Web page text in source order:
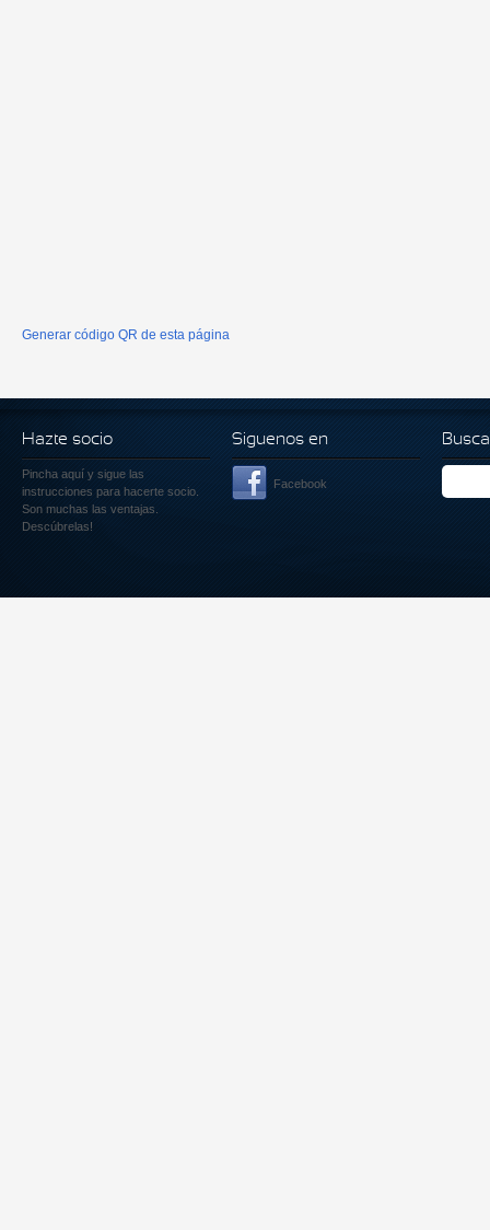
Generar código QR de esta página
Hazte socio
Pincha aquí y sigue las
instrucciones para hacerte socio.
Son muchas las ventajas.
Descúbrelas!
Siguenos en
Facebook